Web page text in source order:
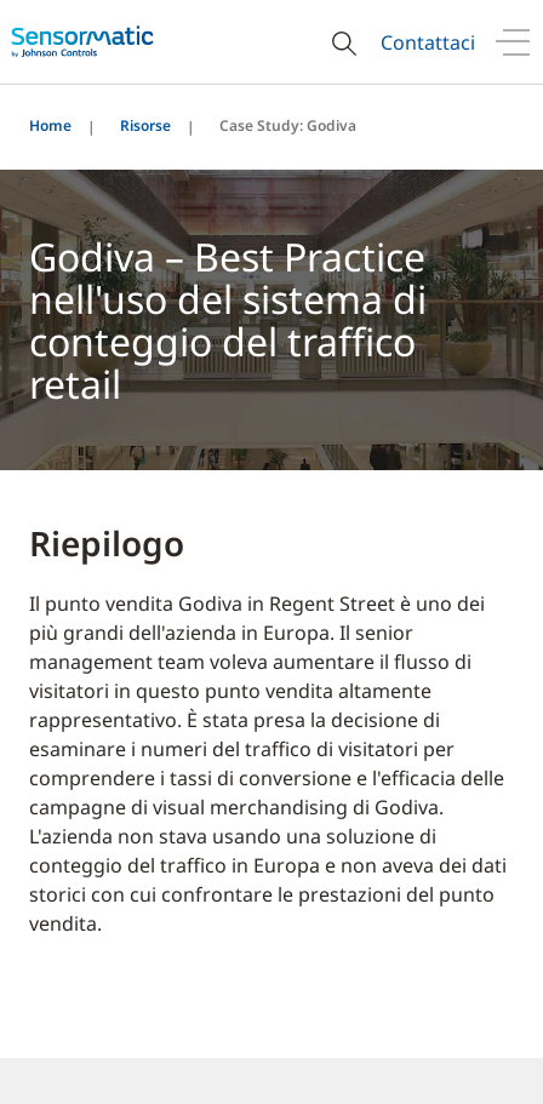
Contattaci
Home Risorse Case Study: Godiva
Godiva – Best Practice
nell'uso del sistema di
conteggio del traffico
retail
Riepilogo
Il punto vendita Godiva in Regent Street è uno dei
più grandi dell'azienda in Europa. Il senior
management team voleva aumentare il flusso di
visitatori in questo punto vendita altamente
rappresentativo. È stata presa la decisione di
esaminare i numeri del traffico di visitatori per
comprendere i tassi di conversione e l'efficacia delle
campagne di visual merchandising di Godiva.
L'azienda non stava usando una soluzione di
conteggio del traffico in Europa e non aveva dei dati
storici con cui confrontare le prestazioni del punto
vendita.